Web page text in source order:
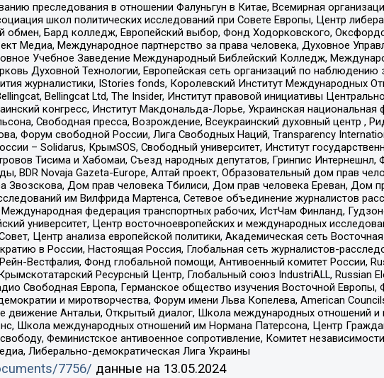
преследования в отношении Фалуньгун в Китае, Всемирная
школ политических исследований при Совете Европы, Центр
обмен, Бард колледж, Европейский выбор, Фонд Ходорковского,
Медиа, Международное партнерство за права человека, Духовное
Учебное Заведение Международный Библейский Колледж,
Духовной Технологии, Европейская сеть организаций по
журналистики, IStories fonds, Королевский Институт
Bellingcat Ltd, The Insider, Институт правовой инициативы
конгресс, Институт Макдональда-Лорье, Украинская
Свободная пресса, Возрождение, Всеукраинский духовный центр ,
Форум свободной России, Лига Свободных Наций, Transparеncy
– Solidarus, КрымSOS, Свободный университет, Институт
Тисима и Хабомаи, Съезд народных депутатов, Гринпис
BDR Novaja Gazeta-Europe, Алтай проект, Образовательный дом прав
Звозскова, Дом прав человека Тбилиси, Дом прав человека Ереван, Дом
им Вилфрида Мартенса, Сетевое объединение журналистов
федерация транспортных рабочих, ИстЧам Финланд,
университет, Центр восточноевропейских и международных
Центр анализа европейской политики, Академическая сеть
в России, Настоящая Россия, Глобальная сеть журналистов-
Вестфалия, Фонд глобальной помощи, Антивоенный комитет России,
Ресурсный Центр, Глобальный союз IndustriALL, Russian
Свободная Европа, Германское общество изучения Восточной
и миротворчества, Форум имени Льва Копелева, American
движение Антальи, Открытый диалог, Школа международных отношений и
Школа международных отношений им Нормана Патерсона, Центр
Феминистское антивоенное сопротивление, Комитет
Либерально-демократическая Лига Украины
7756/ данные на 13.05.2024